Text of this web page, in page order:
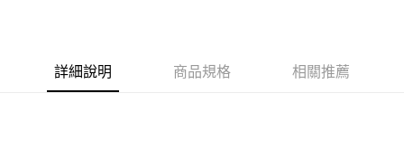
相關說明詳細說明 商品規格 相關推薦